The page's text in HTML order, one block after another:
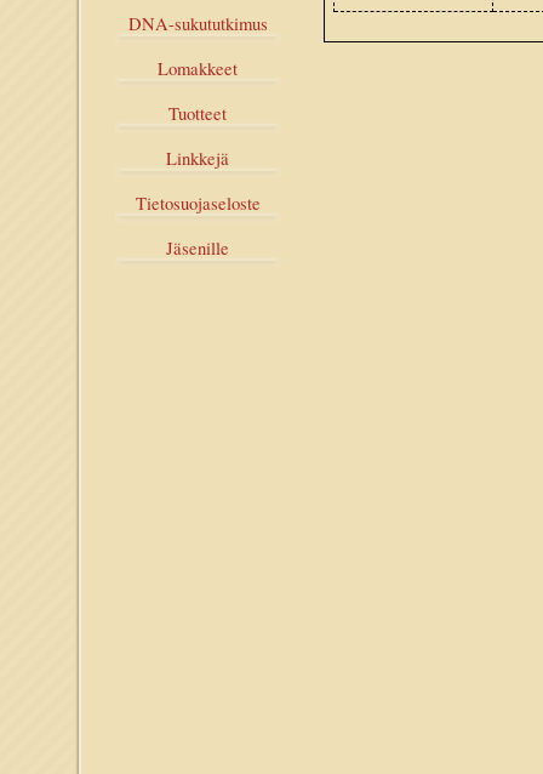
DNA-sukututkimus
Lomakkeet
Tuotteet
Linkkejä
Tietosuojaseloste
Jäsenille